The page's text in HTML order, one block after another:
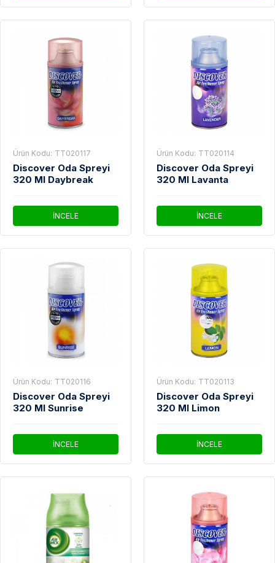
Ürün Kodu: TT020117
Discover Oda Spreyi
320 Ml Daybreak
İNCELE
Ürün Kodu: TT020114
Discover Oda Spreyi
320 Ml Lavanta
İNCELE
Ürün Kodu: TT020116
Discover Oda Spreyi
320 Ml Sunrise
İNCELE
Ürün Kodu: TT020113
Discover Oda Spreyi
320 Ml Limon
İNCELE